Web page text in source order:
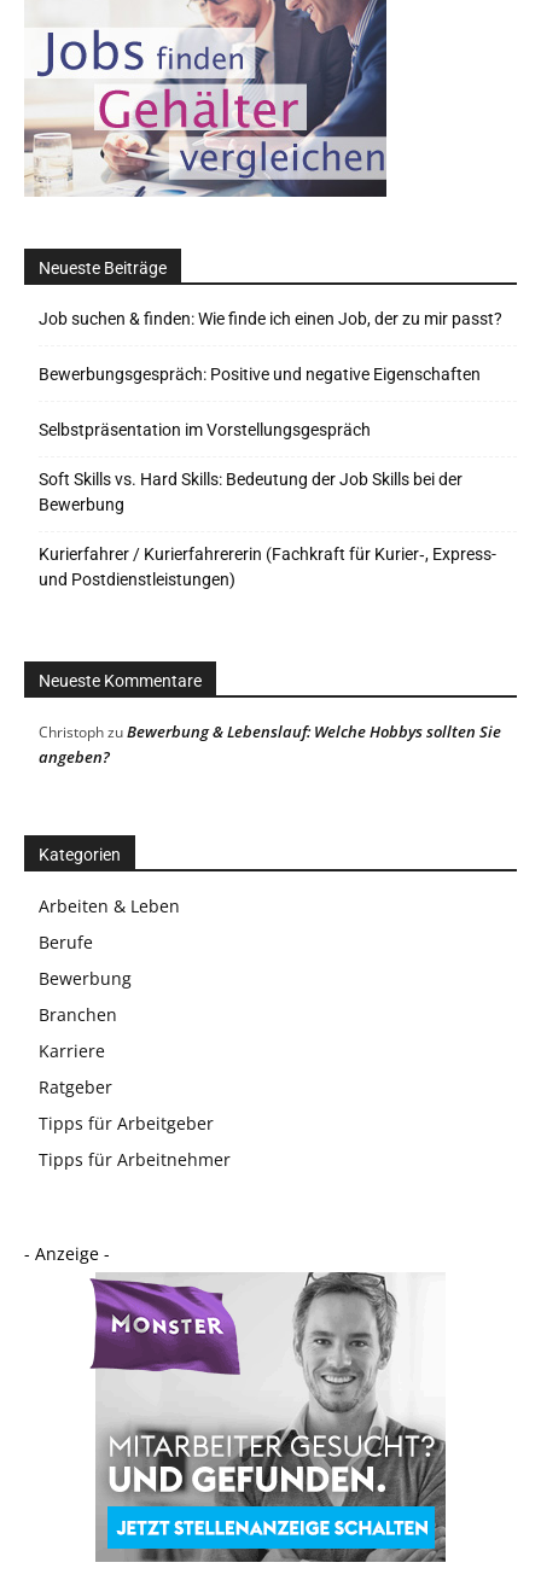
Neueste Beiträge
Job suchen & finden: Wie finde ich einen Job, der zu mir passt?
Bewerbungsgespräch: Positive und negative Eigenschaften
Selbstpräsentation im Vorstellungsgespräch
Soft Skills vs. Hard Skills: Bedeutung der Job Skills bei der
Bewerbung
Kurierfahrer / Kurierfahrererin (Fachkraft für Kurier‑, Express-
und Postdienstleistungen)
Neueste Kommentare
ChristophzuBewerbung & Lebenslauf: Welche Hobbys sollten Sie
angeben?
Kategorien
Arbeiten & Leben
Berufe
Bewerbung
Branchen
Karriere
Ratgeber
Tipps für Arbeitgeber
Tipps für Arbeitnehmer
- Anzeige -